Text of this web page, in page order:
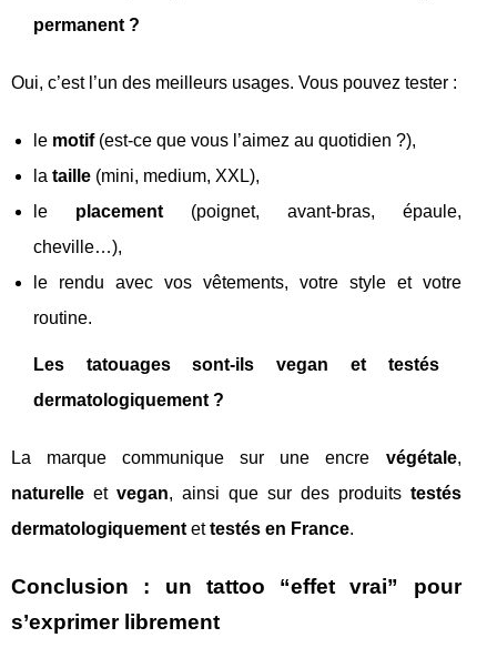
permanent ?
Oui, c’est l’un des meilleurs usages. Vous pouvez tester :
le motif(est-ce que vous l’aimez au quotidien ?),
la taille (mini, medium, XXL),
le placement(poignet, avant-bras, épaule,
cheville…),
le rendu avec vos vêtements, votre style et votre
routine.
Les tatouages sont-ils vegan et testés
dermatologiquement ?
La marque communique sur une encre végétale,
naturelle et vegan, ainsi que sur des produits testés
dermatologiquement ettestés en France.
Conclusion : un tattoo “effet vrai” pour
s’exprimer librement